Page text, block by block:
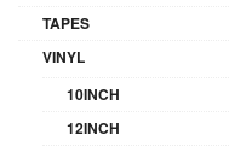
TAPES
VINYL
10INCH
12INCH